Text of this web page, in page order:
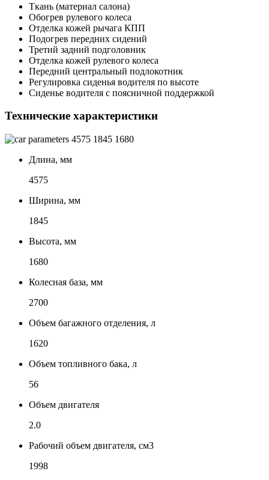
Ткань (материал салона)
Обогрев рулевого колеса
Отделка кожей рычага КПП
Подогрев передних сидений
Третий задний подголовник
Отделка кожей рулевого колеса
Передний центральный подлокотник
Регулировка сиденья водителя по высоте
Сиденье водителя с поясничной поддержкой
Технические характеристики
4575 1845 1680
Длина, мм
4575
Ширина, мм
1845
Высота, мм
1680
Колесная база, мм
2700
Объем багажного отделения, л
1620
Объем топливного бака, л
56
Объем двигателя
2.0
Рабочий объем двигателя, см3
1998